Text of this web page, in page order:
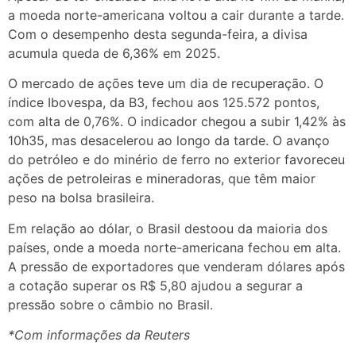
a moeda norte-americana voltou a cair durante a tarde.
Com o desempenho desta segunda-feira, a divisa
acumula queda de 6,36% em 2025.
O mercado de ações teve um dia de recuperação. O
índice Ibovespa, da B3, fechou aos 125.572 pontos,
com alta de 0,76%. O indicador chegou a subir 1,42% às
10h35, mas desacelerou ao longo da tarde. O avanço
do petróleo e do minério de ferro no exterior favoreceu
ações de petroleiras e mineradoras, que têm maior
peso na bolsa brasileira.
Em relação ao dólar, o Brasil destoou da maioria dos
países, onde a moeda norte-americana fechou em alta.
A pressão de exportadores que venderam dólares após
a cotação superar os R$ 5,80 ajudou a segurar a
pressão sobre o câmbio no Brasil.
*Com informações da Reuters